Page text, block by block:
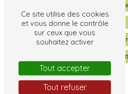
Vente
Vente accessoires chat
Lavage de chat
Ce site utilise des cookies
et vous donne le contrôle
sur ceux que vous
souhaitez activer
Tout accepter
Tout refuser